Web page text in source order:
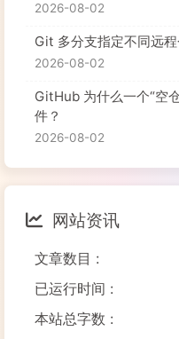
2026-08-02
Git 多分支指定不同远
2026-08-02
GitHub 为什么一个“空仓库”里会有 Release 二进制文
件？
2026-08-02
网站资讯
文章数目 :
已运行时间 :
本站总字数 :